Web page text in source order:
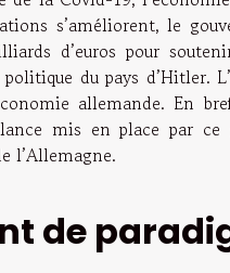
s’améliorent, le
d’euros pour
du pays d’Hitler.
allemande. En
mis en place par
l’Allemagne.
de